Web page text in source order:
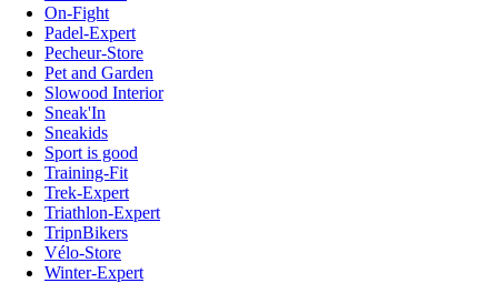
On-Fight
Padel-Expert
Pecheur-Store
Pet and Garden
Slowood Interior
Sneak'In
Sneakids
Sport is good
Training-Fit
Trek-Expert
Triathlon-Expert
TripnBikers
Vélo-Store
Winter-Expert